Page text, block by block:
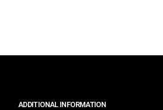
ADDITIONAL INFORMATION